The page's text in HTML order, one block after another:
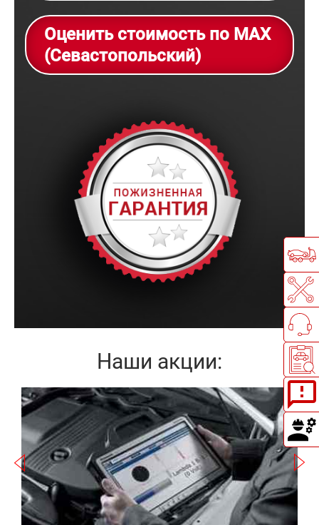
Оценить стоимость по MAX
(Севастопольский)
Наши акции:
Записаться